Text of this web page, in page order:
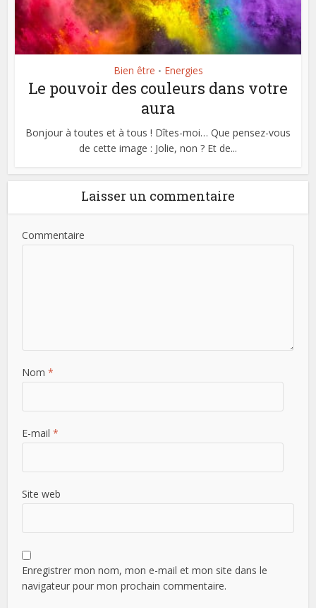
Bien être • Energies
Le pouvoir des couleurs dans votre
aura
Bonjour à toutes et à tous ! Dîtes-moi… Que pensez-vous
de cette image : Jolie, non ? Et de...
Laisser un commentaire
Commentaire
Nom*
E-mail*
Site web
Enregistrer mon nom, mon e-mail et mon site dans le
navigateur pour mon prochain commentaire.